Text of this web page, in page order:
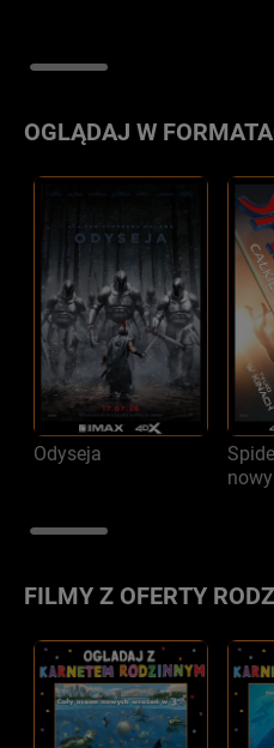
OGLĄDAJ W
Odyseja
FILMY Z OFERTY